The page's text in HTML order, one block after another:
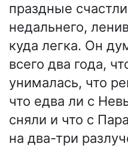
праздные
недальнего,
куда легка. Он
всего два года,
унималась, что
что едва ли с
сняли и что с
на два-три